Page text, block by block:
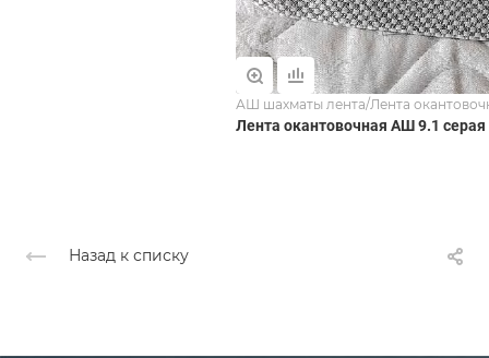
АШ шахматы лента/Лента
Лента окантовочная АШ 9.1 серая
Назад к списку